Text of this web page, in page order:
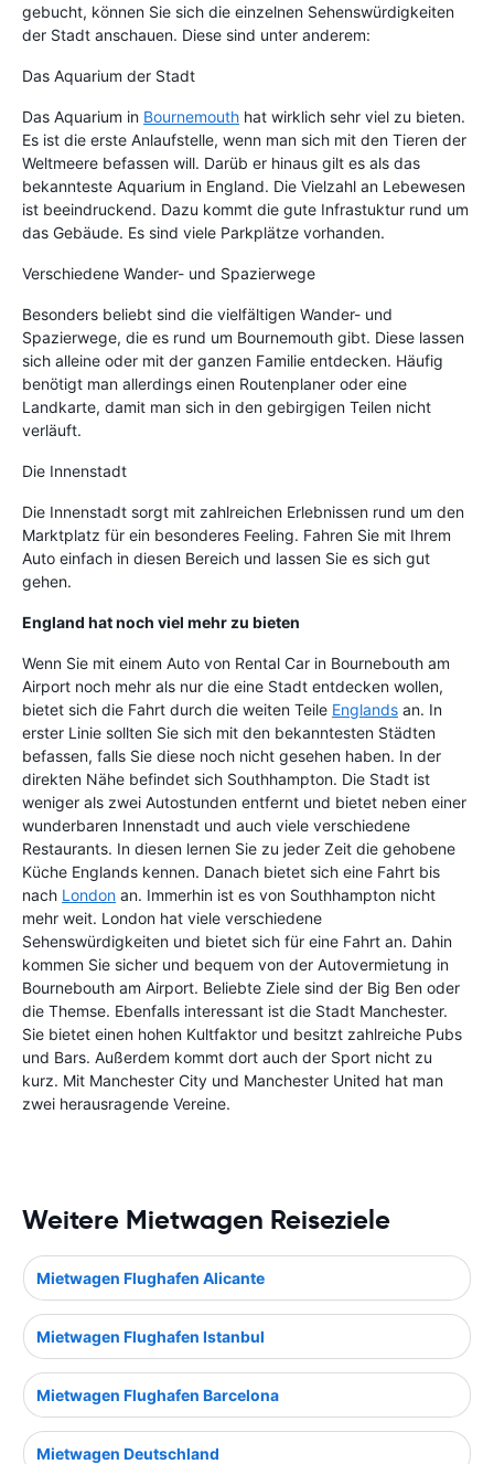
gebucht, können Sie sich die einzelnen Sehenswürdigkeiten
der Stadt anschauen. Diese sind unter anderem:
Das Aquarium der Stadt
Das Aquarium in Bournemouth hat wirklich sehr viel zu bieten.
Es ist die erste Anlaufstelle, wenn man sich mit den Tieren der
Weltmeere befassen will. Darüb er hinaus gilt es als das
bekannteste Aquarium in England. Die Vielzahl an Lebewesen
ist beeindruckend. Dazu kommt die gute Infrastuktur rund um
das Gebäude. Es sind viele Parkplätze vorhanden.
Verschiedene Wander- und Spazierwege
Besonders beliebt sind die vielfältigen Wander- und
Spazierwege, die es rund um Bournemouth gibt. Diese lassen
sich alleine oder mit der ganzen Familie entdecken. Häufig
benötigt man allerdings einen Routenplaner oder eine
Landkarte, damit man sich in den gebirgigen Teilen nicht
verläuft.
Die Innenstadt
Die Innenstadt sorgt mit zahlreichen Erlebnissen rund um den
Marktplatz für ein besonderes Feeling. Fahren Sie mit Ihrem
Auto einfach in diesen Bereich und lassen Sie es sich gut
gehen.
England hat noch viel mehr zu bieten
Wenn Sie mit einem Auto von Rental Car in Bournebouth am
Airport noch mehr als nur die eine Stadt entdecken wollen,
bietet sich die Fahrt durch die weiten Teile Englands an. In
erster Linie sollten Sie sich mit den bekanntesten Städten
befassen, falls Sie diese noch nicht gesehen haben. In der
direkten Nähe befindet sich Southhampton. Die Stadt ist
weniger als zwei Autostunden entfernt und bietet neben einer
wunderbaren Innenstadt und auch viele verschiedene
Restaurants. In diesen lernen Sie zu jeder Zeit die gehobene
Küche Englands kennen. Danach bietet sich eine Fahrt bis
nach London an. Immerhin ist es von Southhampton nicht
mehr weit. London hat viele verschiedene
Sehenswürdigkeiten und bietet sich für eine Fahrt an. Dahin
kommen Sie sicher und bequem von der Autovermietung in
Bournebouth am Airport. Beliebte Ziele sind der Big Ben oder
die Themse. Ebenfalls interessant ist die Stadt Manchester.
Sie bietet einen hohen Kultfaktor und besitzt zahlreiche Pubs
und Bars. Außerdem kommt dort auch der Sport nicht zu
kurz. Mit Manchester City und Manchester United hat man
zwei herausragende Vereine.
Weitere Mietwagen Reiseziele
Mietwagen Flughafen Alicante
Mietwagen Flughafen Istanbul
Mietwagen Flughafen Barcelona
Mietwagen Deutschland